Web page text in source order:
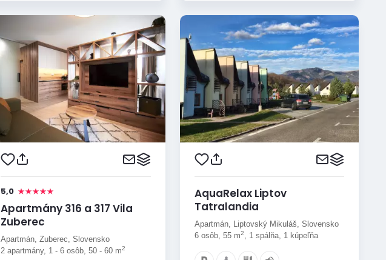
5,0
Apartmány 316 a 317 Vila
Zuberec
Apartmán, Zuberec, Slovensko
2 apartmány, 1 - 6 osôb, 50 - 60 m2
AquaRelax Liptov
Tatralandia
Apartmán, Liptovský Mikuláš, Slovensko
6 osôb, 55 m2, 1 spálňa, 1 kúpeľňa